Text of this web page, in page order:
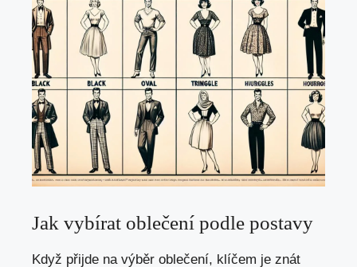
Jak vybírat oblečení podle postavy
Když přijde na výběr oblečení, klíčem je znát